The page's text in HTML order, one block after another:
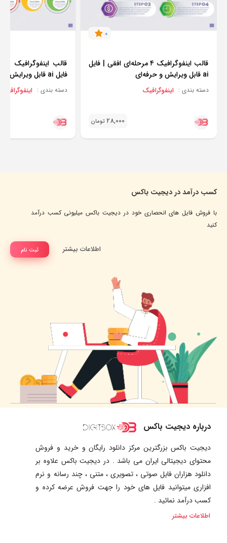
0
قالب اینفوگرافیک ۴ مرحله‌ای افقی | فایل
ai قابل ویرایش و حرفه‌ای
دسته بندی : اینفوگرافیک
28,000 تومان
فایل ai قابل ویرایش و حرفه‌ای
دسته بندی : اینفوگرافیک
کسب درآمد در دیجیت باکس
با فروش فایل های انحصاری خود در دیجیت باکس میلیونی کسب درآمد
کنید
ثبت نام اطلاعات بیشتر
درباره دیجیت باکس
دیجیت باکس بزرگترین مرکز دانلود رایگان و خرید و فروش
محتوای دیجیتالی ایران می باشد . در دیجیت باکس علاوه بر
دانلود هزاران فایل صوتی ، تصویری ، متنی ، چند رسانه و نرم
افزاری میتوانید فایل های خود را جهت فروش عرضه کرده و
کسب درآمد نمائید .
اطلاعات بیشتر